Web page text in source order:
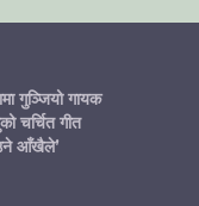
गुञ्जियो गायक
चर्चित गीत
आँखैले’